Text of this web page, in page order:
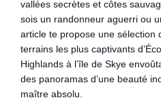
vallées secrètes et côtes
sois un randonneur aguerri ou
article te propose une sélection
terrains les plus captivants
Highlands à l’île de Skye
des panoramas d’une beauté
maître absolu.